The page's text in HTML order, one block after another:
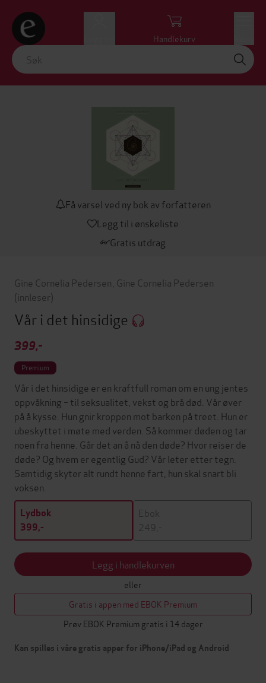
Handlekurv
Få varsel ved ny bok av forfatteren
Legg til i ønskeliste
Gratis utdrag
Gine Cornelia Pedersen Gine Cornelia Pedersen
(innleser)
Vår i det hinsidige
399,-
Premium
Vår i det hinsidige er en kraftfull roman om en ung jentes
oppvåkning – til seksualitet, vekst og brå død. Vår øver
på å kysse. Hun gnir kroppen mot barken på treet. Hun er
ubeskyttet i møte med verden. Så kommer døden og tar
noen fra henne. Går det an å nå den døde? Hvor reiser de
døde? Og hvem er egentlig Gud? Vår leter etter tegn.
Samtidig skyter alt rundt henne fart, hun skal snart bli
voksen.
Lydbok
399,-
Ebok
249,-
Legg i handlekurven
eller
Gratis i appen med EBOK Premium
Prøv EBOK Premium gratis i 14 dager
Kan spilles i våre gratis apper for iPhone/iPad og Android